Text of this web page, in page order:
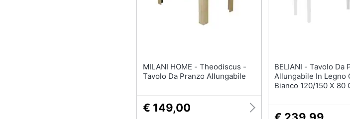
MILANI HOME - Theodiscus -
Tavolo Da Pranzo Allungabile
€ 149,00
BELIANI - Tavolo Da Pranzo
Allungabile In Legno
Bianco 120/150 X 80